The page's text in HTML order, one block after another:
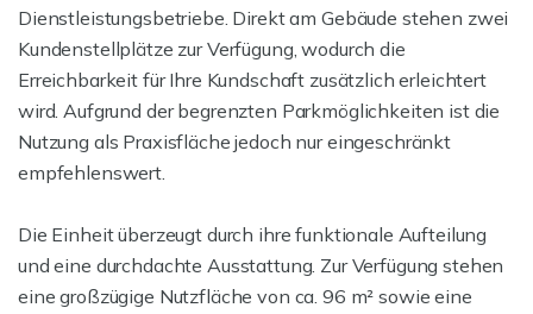
Dienstleistungsbetriebe. Direkt am Gebäude stehen zwei
Kundenstellplätze zur Verfügung, wodurch die
Erreichbarkeit für Ihre Kundschaft zusätzlich erleichtert
wird. Aufgrund der begrenzten Parkmöglichkeiten ist die
Nutzung als Praxisfläche jedoch nur eingeschränkt
empfehlenswert.
Die Einheit überzeugt durch ihre funktionale Aufteilung
und eine durchdachte Ausstattung. Zur Verfügung stehen
eine großzügige Nutzfläche von ca. 96 m² sowie eine